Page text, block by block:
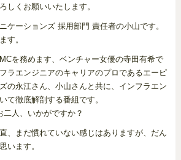
しくお願いいたします。
ケーションズ 採用部門 責任者の小山です。
す。
を務めます、ベンチャー女優の寺田有希で
ラエンジニアのキャリアのプロであるエーピ
の永江さん、小山さんと共に、インフラエン
て徹底解剖する番組です。
人、いかがですか？
、まだ慣れていない感じはありますが、だん
います。